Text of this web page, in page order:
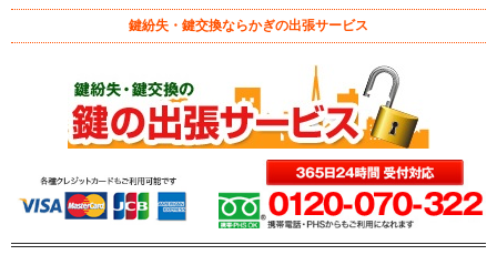
鍵紛失・鍵交換ならかぎの出張サービス